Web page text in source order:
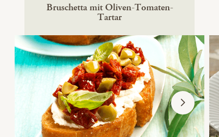
Bruschetta mit Oliven-Tomaten-
Tartar